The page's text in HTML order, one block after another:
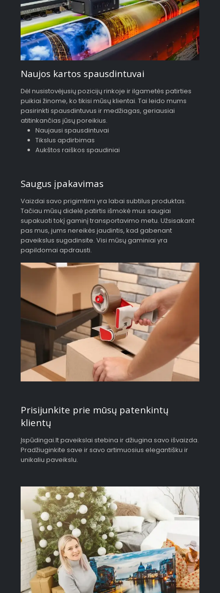
Naujos kartos spausdintuvai
Dėl nusistovėjusių pozicijų rinkoje ir ilgametės patirties
puikiai žinome, ko tikisi mūsų klientai. Tai leido mums
pasirinkti spausdintuvus ir medžiagas, geriausiai
atitinkančias jūsų poreikius.
Naujausi spausdintuvai
Tikslus apdirbimas
Aukštos raiškos spaudiniai
Saugus įpakavimas
Vaizdai savo prigimtimi yra labai subtilus produktas.
Tačiau mūsų didelė patirtis išmokė mus saugiai
supakuoti tokį gaminį transportavimo metu. Užsisakant
pas mus, jums nereikės jaudintis, kad gabenant
paveikslus sugadinsite. Visi mūsų gaminiai yra
papildomai apdrausti.
Prisijunkite prie mūsų patenkintų
klientų
Įspūdingai.lt paveikslai stebina ir džiugina savo išvaizda.
Pradžiuginkite save ir savo artimuosius elegantišku ir
unikaliu paveikslu.